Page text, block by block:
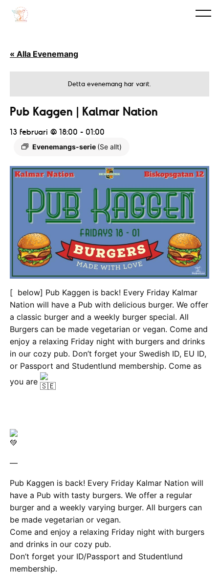
« Alla Evenemang
Detta evenemang har varit.
Pub Kaggen | Kalmar Nation
13 februari @ 18:00 - 01:00
Evenemangs-serie (Se allt)
[ below] Pub Kaggen is back! Every Friday Kalmar
Nation will have a Pub with delicious burger. We offer
a classic burger and a weekly burger special. All
Burgers can be made vegetarian or vegan. Come and
enjoy a relaxing Friday night with burgers and drinks
in our cozy pub. Don’t forget your Swedish ID, EU ID,
or Passport and Studentlund membership. Come as
you are
—
Pub Kaggen is back! Every Friday Kalmar Nation will
have a Pub with tasty burgers. We offer a regular
burger and a weekly varying burger. All burgers can
be made vegetarian or vegan.
Come and enjoy a relaxing Friday night with burgers
and drinks in our cozy pub.
Don’t forget your ID/Passport and Studentlund
membership.